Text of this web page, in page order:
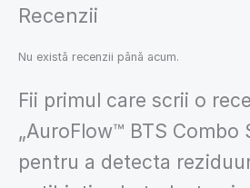
Recenzii
Nu există recenzii până acum.
Fii primul care scrii o
„AuroFlow™ BTS Combo
pentru a detecta